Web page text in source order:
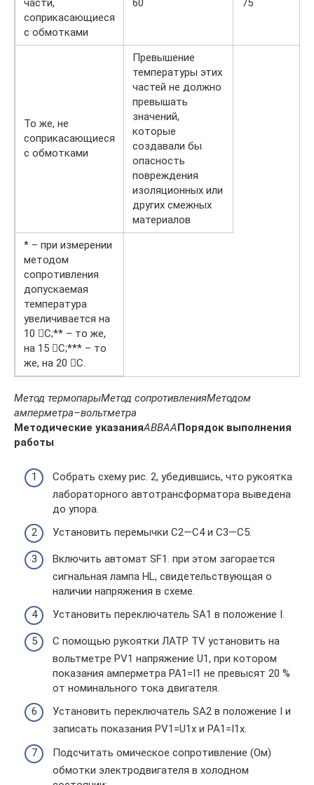
части,
соприкасающиеся
с обмотками
60 75
То же, не
соприкасающиеся
с обмотками
Превышение
температуры этих
частей не должно
превышать
значений,
которые
создавали бы
опасность
повреждения
изоляционных или
других смежных
материалов
* – при измерении
методом
сопротивления
допускаемая
температура
увеличивается на
10 С;** – то же,
на 15 С;*** – то
же, на 20 С.
Метод термопарыМетод сопротивленияМетодом
амперметра–вольтметра
Методические указанияАВВААПорядок выполнения
работы
Собрать схему рис. 2, убедившись, что рукоятка
лабораторного автотрансформатора выведена
до упора.
Установить перемычки С2—С4 и С3—С5.
Включить автомат SF1. при этом загорается
сигнальная лампа HL, свидетельствующая о
наличии напряжения в схеме.
Установить переключатель SA1 в положение I.
С помощью рукоятки ЛАТР TV установить на
вольтметре PV1 напряжение U1, при котором
показания амперметра PA1=I1 не превысят 20 %
от номинального тока двигателя.
Установить переключатель SA2 в положение I и
записать показания PV1=U1х и PA1=I1х.
Подсчитать омическое сопротивление (Ом)
обмотки электродвигателя в холодном